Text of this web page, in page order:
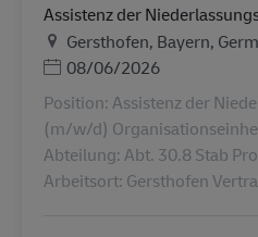
Assistenz der
Τοποθεσία
Gersthofen, Bayern,
Ημερομηνία Ανάρτησης
08/06/2026
Position: Assistenz der
(m/w/d)
Abteilung: Abt. 30.8 Stab
Arbeitsort: Gersthofen